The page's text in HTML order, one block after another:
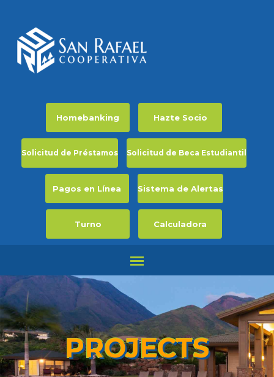
Homebanking Hazte Socio
Solicitud de Préstamos Solicitud de Beca Estudiantil
Pagos en Línea Sistema de Alertas
Turno Calculadora
PROJECTS